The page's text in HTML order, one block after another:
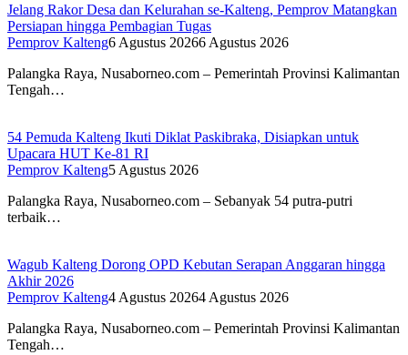
Jelang Rakor Desa dan Kelurahan se-Kalteng, Pemprov Matangkan
Persiapan hingga Pembagian Tugas
Pemprov Kalteng6 Agustus 20266 Agustus 2026
Palangka Raya, Nusaborneo.com – Pemerintah Provinsi Kalimantan
Tengah…
54 Pemuda Kalteng Ikuti Diklat Paskibraka, Disiapkan untuk
Upacara HUT Ke-81 RI
Pemprov Kalteng5 Agustus 2026
Palangka Raya, Nusaborneo.com – Sebanyak 54 putra-putri
terbaik…
Wagub Kalteng Dorong OPD Kebutan Serapan Anggaran hingga
Akhir 2026
Pemprov Kalteng4 Agustus 20264 Agustus 2026
Palangka Raya, Nusaborneo.com – Pemerintah Provinsi Kalimantan
Tengah…